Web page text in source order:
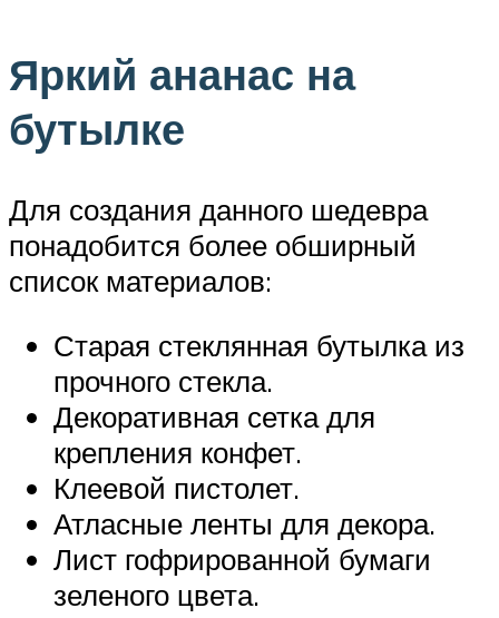
Яркий ананас на
бутылке
Для создания данного шедевра
понадобится более обширный
список материалов:
Старая стеклянная бутылка из
прочного стекла.
Декоративная сетка для
крепления конфет.
Клеевой пистолет.
Атласные ленты для декора.
Лист гофрированной бумаги
зеленого цвета.